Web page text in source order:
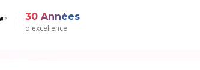
30 Années
d'excellence